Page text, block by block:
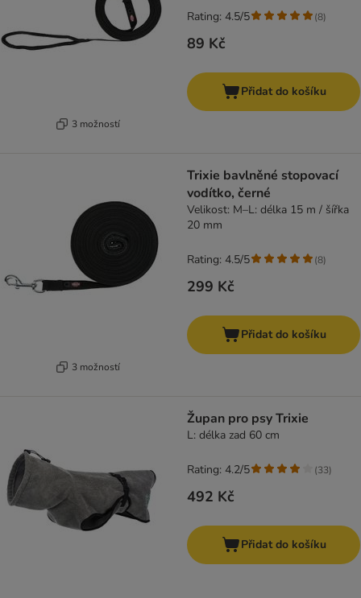
3 možností
89 Kč
Rating: 4.5/5 (8)
Přidat do košíku
3 možností
Trixie bavlněné stopovací
vodítko, černé
Velikost: M–L: délka 15 m / šířka
20 mm
299 Kč
Rating: 4.5/5 (8)
Přidat do košíku
Župan pro psy Trixie
L: délka zad 60 cm
492 Kč
Rating: 4.2/5 (33)
Přidat do košíku